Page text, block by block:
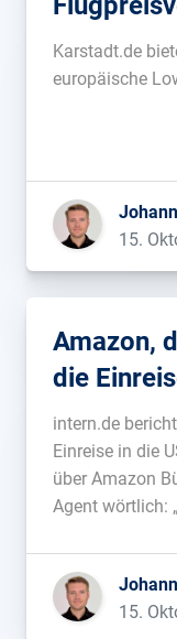
Karstadt.de
europäische
15.
Amazon,
die
intern.de
Einreise in die
über Amazon
Agent wörtlich:
15.